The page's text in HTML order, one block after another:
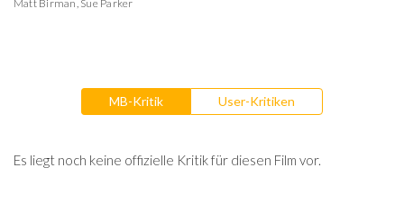
Matt Birman, Sue Parker
MB-Kritik User-Kritiken
Es liegt noch keine offizielle Kritik für diesen Film vor.